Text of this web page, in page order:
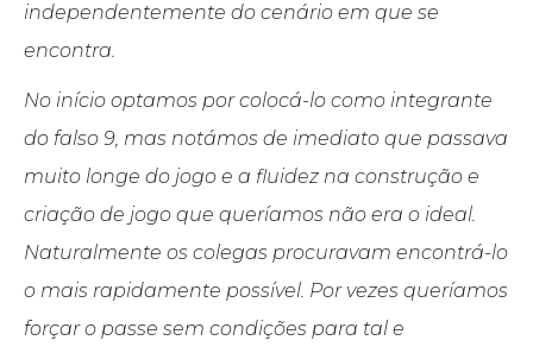
independentemente do cenário em que se
encontra.
No início optamos por colocá-lo como integrante
do falso 9, mas notámos de imediato que passava
muito longe do jogo e a fluidez na construção e
criação de jogo que queríamos não era o ideal.
Naturalmente os colegas procuravam encontrá-lo
o mais rapidamente possível. Por vezes queríamos
forçar o passe sem condições para tal e